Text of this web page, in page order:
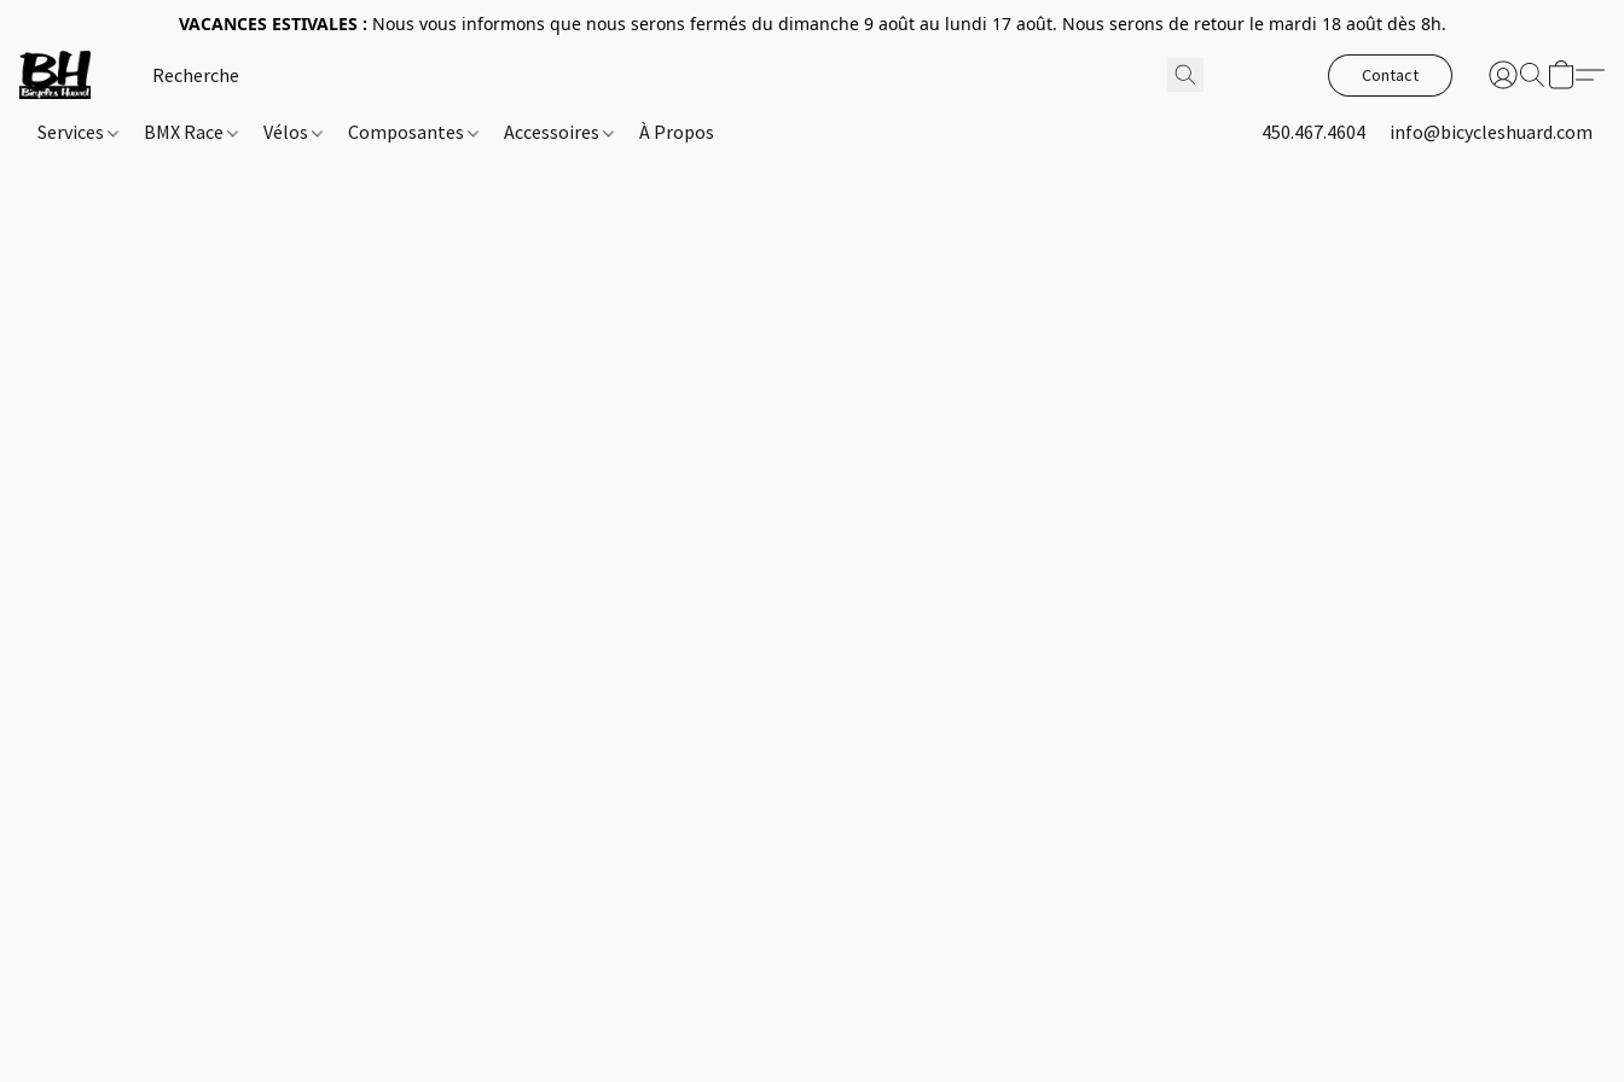
VACANCES ESTIVALES : Nous vous informons que nous serons fermés du dimanche 9 août au lundi 17 août. Nous serons de retour le mardi 18 août dès 8h.
Contact
Services BMX Race Vélos Composantes Accessoires À Propos 450.467.4604 info@bicycleshuard.com